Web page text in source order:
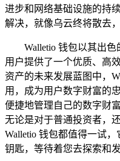
进步和网络基础设施的持
解决，就像乌云终将散去
Walletio 钱包以其出
用户提供了一个优质、高
资产的未来发展蓝图中，
用，成为用户数字财富的
便捷地管理自己的数字财
无论是对于普通投资者，
Walletio 钱包都值得一试
钥匙，等待着您去探索和